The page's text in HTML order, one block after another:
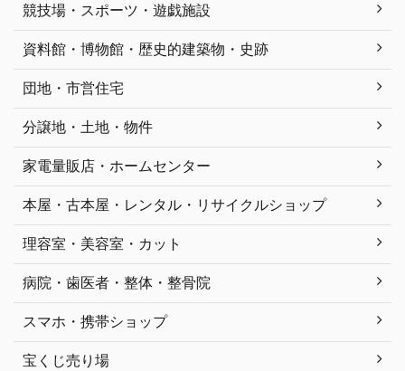
競技場・スポーツ・遊戯施設
資料館・博物館・歴史的建築物・史跡
団地・市営住宅
分譲地・土地・物件
家電量販店・ホームセンター
本屋・古本屋・レンタル・リサイクルショップ
理容室・美容室・カット
病院・歯医者・整体・整骨院
スマホ・携帯ショップ
宝くじ売り場